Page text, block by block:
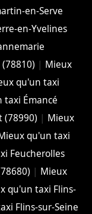
en-Serve
en-Yvelines
| Mieux
qu'un taxi
taxi Émancé
(78990) | Mieux
qu'un taxi
Feucherolles
| Mieux
qu'un taxi Flins-
Flins-sur-Seine